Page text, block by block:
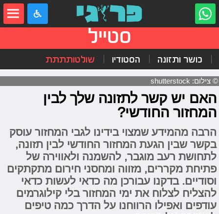
סטייל
כושר ותזונה הסטודיו שולטותתתת
© צילום: shutterstock
האם יש קשר לתזונה שלך לבין
המחזור החודשי?
הרבה מהמידע שמצוי בידינו לגבי המחזור עוסק
בקשר שבין הגעת המחזור החודשי לבין תזונה,
לתחושת רעב מוגבר, להשמנה ולאווירה של
פתיחת מקררים, מזווה ומחסני חירום מתקתקים
וסודיים. בדקנו עבורכן מה כדאי לעשות כדאי
להצליח לצלוח את ימי המחזור בלי קילוגרמים
עודפים ואפילו הרווחנו על הדרך כמה טיפים